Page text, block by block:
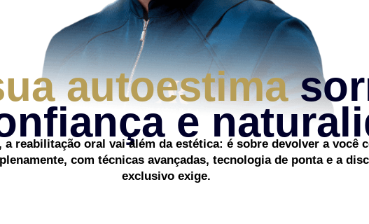
autoestima
e
a reabilitação oral vai além da estética: é sobre devolver a você
com técnicas avançadas, tecnologia de ponta e a
exclusivo exige.